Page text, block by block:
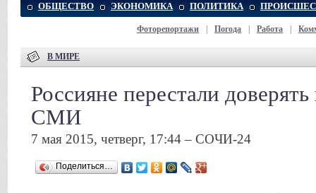
ОБЩЕСТВО ЭКОНОМИКА ПОЛИТИКА
Фоторепортажи Погода Работа
В МИРЕ
Россияне перестали
СМИ
7 мая 2015, четверг, 17:44 – СОЧИ-24
Поделиться…